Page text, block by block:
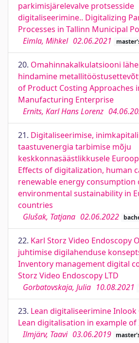
parkimisjärelevalve protsesside
digitaliseerimine.. Digitalizing
Processes in Tallinn Municipal
Eimla, Mihkel 02.06.2021
20. Omahinnakalkulatsiooni
hindamine
of Product Costing Approaches
Manufacturing Enterprise
Ernits, Karl Hans Lorenz
21. Digitaliseerimise,
taastuvenergia tarbimise mõju
keskkonnasäästlikkusele
Effects of digitalization, human
renewable energy consumption
environmental sustainability in
countries
Glušak, Tatjana 02.06.2022
22. Karl Storz Video Endoscopy
juhtimise digilahenduse
Inventory management digital
Storz Video Endoscopy LTD
Gorbatovskaja, Julia 10.08.2021
23. Lean digitaliseerimine Inlook
Lean digitalisation in example
Ilmjärv, Taavi 03.06.2019